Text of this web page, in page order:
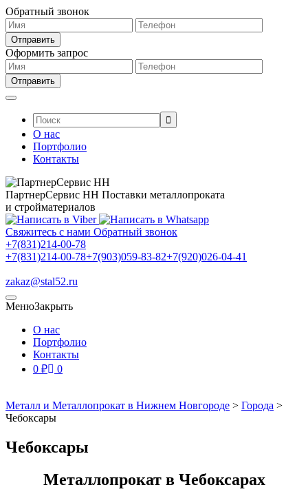
Обратный звонок
Оформить запрос
Поиск:
О нас
Портфолио
Контакты
ПартнерСервис НН Поставки металлопроката
и стройматериалов
Свяжитесь с нами Обратный звонок
+7(831)214-00-78
+7(831)214-00-78+7(903)059-83-82+7(920)026-04-41
zakaz@stal52.ru
МенюЗакрыть
О нас
Портфолио
Контакты
0 ₽ 0
Металл и Металлопрокат в Нижнем Новгороде > Города >
Чебоксары
Чебоксары
Металлопрокат в Чебоксарах